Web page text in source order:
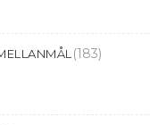
(183)